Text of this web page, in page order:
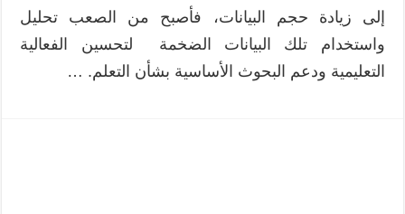
إلى زيادة حجم البيانات، فأصبح من الصعب تحليل
واستخدام تلك البيانات الضخمة لتحسين الفعالية
التعليمية ودعم البحوث الأساسية بشأن التعلم. …